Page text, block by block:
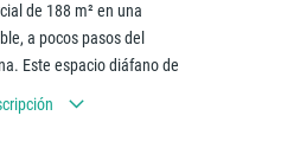
de 188 m² en una
a pocos pasos del
Este espacio diáfano de
ideal para cualquier tipo